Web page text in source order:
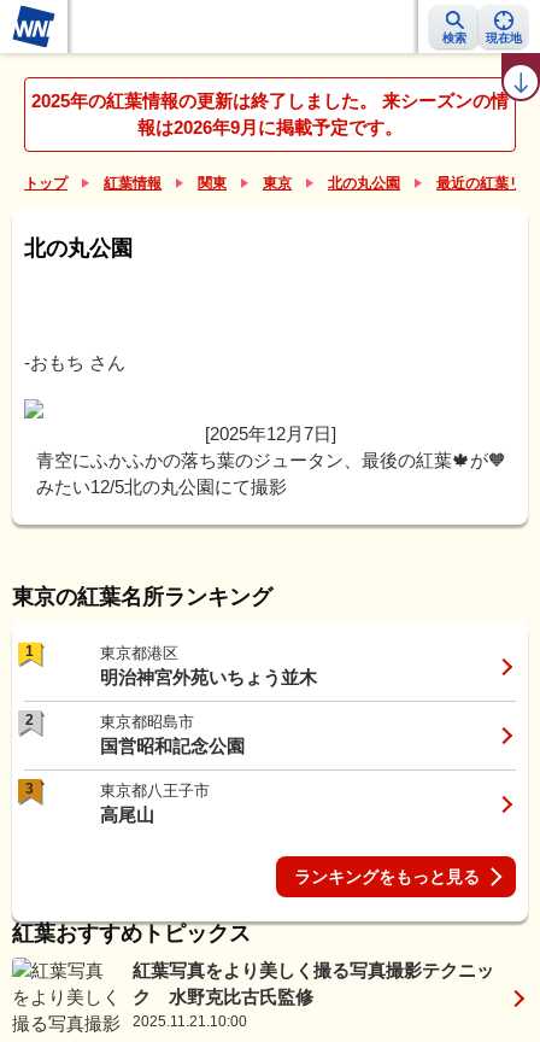
検索 現在地
紅葉レーダー 紅葉ニュース 京都 見頃カレンダー 名所ランキング
2025年の紅葉情報の更新は終了しました。 来シーズンの情
報は2026年9月に掲載予定です。
トップ 紅葉情報 関東 東京 北の丸公園 最近の紅葉リ
北の丸公園
-おもち さん
[2025年12月7日]
青空にふかふかの落ち葉のジュータン、最後の紅葉🍁が🧡
みたい12/5北の丸公園にて撮影
東京の紅葉名所ランキング
1 東京都港区
明治神宮外苑いちょう並木
2 東京都昭島市
国営昭和記念公園
3 東京都八王子市
高尾山
ランキングをもっと見る
紅葉おすすめトピックス
紅葉写真をより美しく撮る写真撮影テクニッ
ク 水野克比古氏監修
2025.11.21.10:00